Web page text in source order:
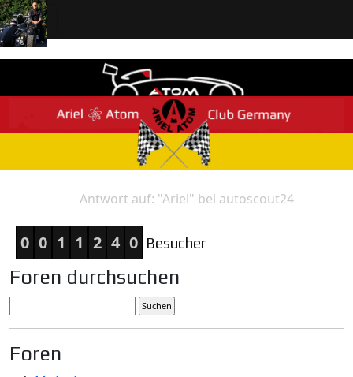
Antwort auf: "Ariel" bei autoscout24
0 0 1 1 2 4 0 Besucher
Foren durchsuchen
Foren